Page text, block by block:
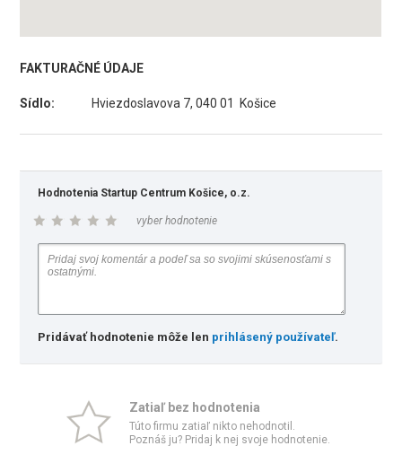
FAKTURAČNÉ ÚDAJE
Sídlo: Hviezdoslavova 7, 040 01 Košice
Hodnotenia Startup Centrum Košice, o.z.
vyber hodnotenie
Pridávať hodnotenie môže len prihlásený používateľ.
Zatiaľ bez hodnotenia
Túto firmu zatiaľ nikto nehodnotil.
Poznáš ju? Pridaj k nej svoje hodnotenie.